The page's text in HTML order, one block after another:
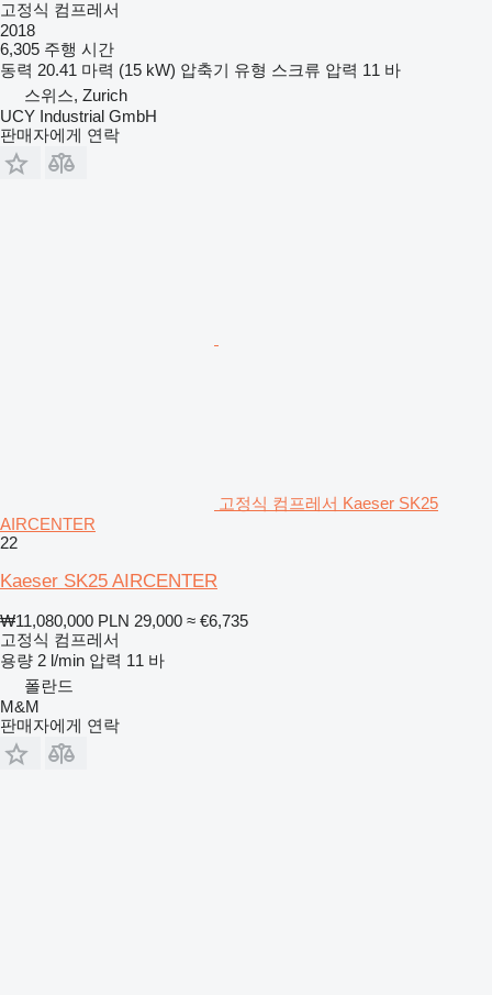
고정식 컴프레서
2018
6,305 주행 시간
동력 20.41 마력 (15 kW) 압축기 유형 스크류 압력 11 바
스위스, Zurich
UCY Industrial GmbH
판매자에게 연락
고정식 컴프레서 Kaeser SK25
AIRCENTER
22
Kaeser SK25 AIRCENTER
₩11,080,000 PLN 29,000 ≈ €6,735
고정식 컴프레서
용량 2 l/min 압력 11 바
폴란드
M&M
판매자에게 연락